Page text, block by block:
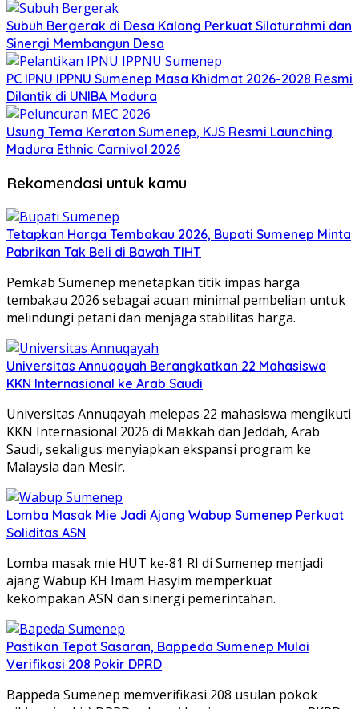
Subuh Bergerak di Desa Kalang Perkuat Silaturahmi dan
Sinergi Membangun Desa
PC IPNU IPPNU Sumenep Masa Khidmat 2026-2028 Resmi
Dilantik di UNIBA Madura
Usung Tema Keraton Sumenep, KJS Resmi Launching
Madura Ethnic Carnival 2026
Rekomendasi untuk kamu
Tetapkan Harga Tembakau 2026, Bupati Sumenep Minta
Pabrikan Tak Beli di Bawah TIHT
Pemkab Sumenep menetapkan titik impas harga
tembakau 2026 sebagai acuan minimal pembelian untuk
melindungi petani dan menjaga stabilitas harga.
Universitas Annuqayah Berangkatkan 22 Mahasiswa
KKN Internasional ke Arab Saudi
Universitas Annuqayah melepas 22 mahasiswa mengikuti
KKN Internasional 2026 di Makkah dan Jeddah, Arab
Saudi, sekaligus menyiapkan ekspansi program ke
Malaysia dan Mesir.
Lomba Masak Mie Jadi Ajang Wabup Sumenep Perkuat
Soliditas ASN
Lomba masak mie HUT ke-81 RI di Sumenep menjadi
ajang Wabup KH Imam Hasyim memperkuat
kekompakan ASN dan sinergi pemerintahan.
Pastikan Tepat Sasaran, Bappeda Sumenep Mulai
Verifikasi 208 Pokir DPRD
Bappeda Sumenep memverifikasi 208 usulan pokok